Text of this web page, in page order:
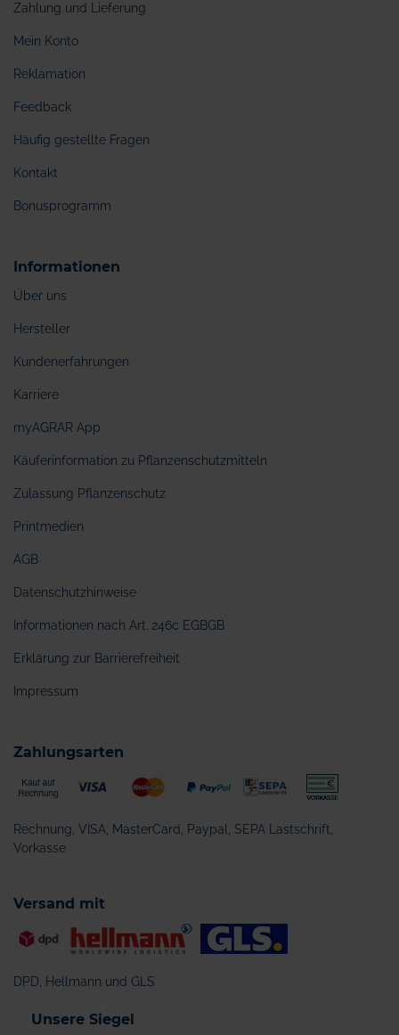
Zahlung und Lieferung
Mein Konto
Reklamation
Feedback
Häufig gestellte Fragen
Kontakt
Bonusprogramm
Informationen
Über uns
Hersteller
Kundenerfahrungen
Karriere
myAGRAR App
Käuferinformation zu Pflanzenschutzmitteln
Zulassung Pflanzenschutz
Printmedien
AGB
Datenschutzhinweise
Informationen nach Art. 246c EGBGB
Erklärung zur Barrierefreiheit
Impressum
Zahlungsarten
Rechnung, VISA, MasterCard, Paypal, SEPA Lastschrift,
Vorkasse
Versand mit
DPD, Hellmann und GLS
Unsere Siegel